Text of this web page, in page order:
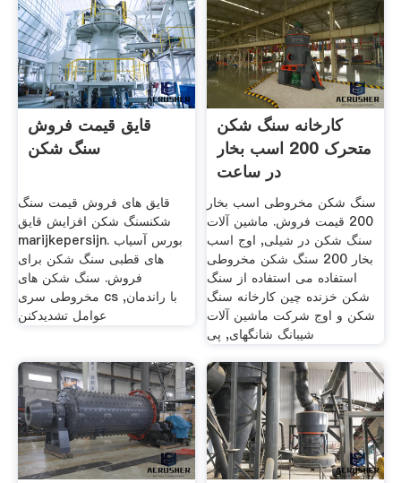
قایق قیمت فروش
سنگ شکن
قایق های فروش قیمت سنگ
شکنسنگ شکن افزایش قایق
marijkepersijn. بورس آسیاب
های قطبی سنگ شکن برای
فروش. سنگ شکن های
مخروطی سری cs با راندمان,
عوامل تشدیدکنن
کارخانه سنگ شکن
متحرک 200 اسب بخار
در ساعت
سنگ شکن مخروطی اسب بخار
200 قیمت فروش. ماشین آلات
سنگ شکن در شیلی, اوج اسب
بخار 200 سنگ شکن مخروطی
استفاده می استفاده از سنگ
شکن خزنده چین کارخانه سنگ
شکن و اوج شرکت ماشین آلات
شیبانگ شانگهای, پی